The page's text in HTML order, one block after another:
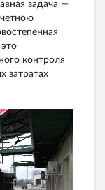
задача —
контроля
затратах